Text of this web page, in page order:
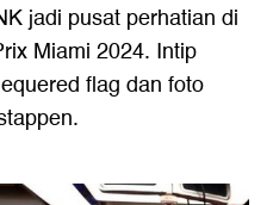
jadi pusat perhatian di
Miami 2024. Intip
flag dan foto